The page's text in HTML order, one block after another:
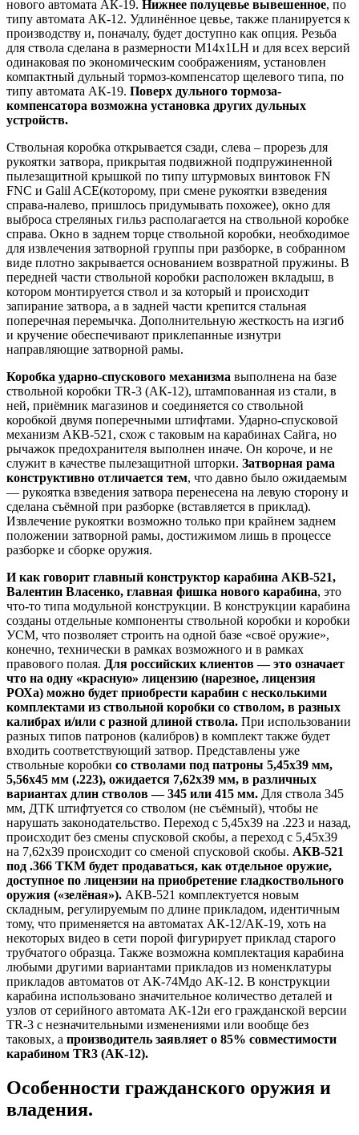
нового автомата АК-19. Нижнее полуцевье вывешенное, по
типу автомата АК-12. Удлинённое цевье, также планируется к
производству и, поначалу, будет доступно как опция. Резьба
для ствола сделана в размерности М14x1LH и для всех версий
одинаковая по экономическим соображениям, установлен
компактный дульный тормоз-компенсатор щелевого типа, по
типу автомата АК-19. Поверх дульного тормоза-
компенсатора возможна установка других дульных
устройств.
Ствольная коробка открывается сзади, слева – прорезь для
рукоятки затвора, прикрытая подвижной подпружиненной
пылезащитной крышкой по типу штурмовых винтовок FN
FNC и Galil ACE(которому, при смене рукоятки взведения
справа-налево, пришлось придумывать похожее), окно для
выброса стреляных гильз располагается на ствольной коробке
справа. Окно в заднем торце ствольной коробки, необходимое
для извлечения затворной группы при разборке, в собранном
виде плотно закрывается основанием возвратной пружины. В
передней части ствольной коробки расположен вкладыш, в
котором монтируется ствол и за который и происходит
запирание затвора, а в задней части крепится стальная
поперечная перемычка. Дополнительную жесткость на изгиб
и кручение обеспечивают приклепанные изнутри
направляющие затворной рамы.
Коробка ударно-спускового механизма выполнена на базе
ствольной коробки TR-3 (АК-12), штампованная из стали, в
ней, приёмник магазинов и соединяется со ствольной
коробкой двумя поперечными штифтами. Ударно-спусковой
механизм АКВ-521, схож с таковым на карабинах Сайга, но
рычажок предохранителя выполнен иначе. Он короче, и не
служит в качестве пылезащитной шторки. Затворная рама
конструктивно отличается тем, что давно было ожидаемым
— рукоятка взведения затвора перенесена на левую сторону и
сделана съёмной при разборке (вставляется в приклад).
Извлечение рукоятки возможно только при крайнем заднем
положении затворной рамы, достижимом лишь в процессе
разборке и сборке оружия.
И как говорит главный конструктор карабина АКВ-521,
Валентин Власенко, главная фишка нового карабина, это
что-то типа модульной конструкции. В конструкции карабина
созданы отдельные компоненты ствольной коробки и коробки
УСМ, что позволяет строить на одной базе «своё оружие»,
конечно, технически в рамках возможного и в рамках
правового полая. Для российских клиентов — это означает
что на одну «красную» лицензию (нарезное, лицензия
РОХа) можно будет приобрести карабин с несколькими
комплектами из ствольной коробки со стволом, в разных
калибрах и/или с разной длиной ствола. При использовании
разных типов патронов (калибров) в комплект также будет
входить соответствующий затвор. Представлены уже
ствольные коробки со стволами под патроны 5,45х39 мм,
5,56х45 мм (.223), ожидается 7,62х39 мм, в различных
вариантах длин стволов — 345 или 415 мм. Для ствола 345
мм, ДТК штифтуется со стволом (не съёмный), чтобы не
нарушать законодательство. Переход с 5,45х39 на .223 и назад,
происходит без смены спусковой скобы, а переход с 5,45х39
на 7,62х39 происходит со сменой спусковой скобы. АКВ-521
под .366 ТКМ будет продаваться, как отдельное оружие,
доступное по лицензии на приобретение гладкоствольного
оружия («зелёная»). АКВ-521 комплектуется новым
складным, регулируемым по длине прикладом, идентичным
тому, что применяется на автоматах АК-12/АК-19, хоть на
некоторых видео в сети порой фигурирует приклад старого
трубчатого образца. Также возможна комплектация карабина
любыми другими вариантами прикладов из номенклатуры
прикладов автоматов от АК-74Мдо АК-12. В конструкции
карабина использовано значительное количество деталей и
узлов от серийного автомата АК-12и его гражданской версии
TR-3 с незначительными изменениями или вообще без
таковых, а производитель заявляет о 85% совместимости
карабином TR3 (АК-12).
Особенности гражданского оружия и
владения.